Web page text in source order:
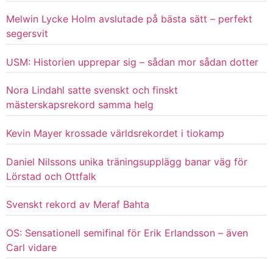
Melwin Lycke Holm avslutade på bästa sätt – perfekt
segersvit
USM: Historien upprepar sig – sådan mor sådan dotter
Nora Lindahl satte svenskt och finskt
mästerskapsrekord samma helg
Kevin Mayer krossade världsrekordet i tiokamp
Daniel Nilssons unika träningsupplägg banar väg för
Lörstad och Ottfalk
Svenskt rekord av Meraf Bahta
OS: Sensationell semifinal för Erik Erlandsson – även
Carl vidare